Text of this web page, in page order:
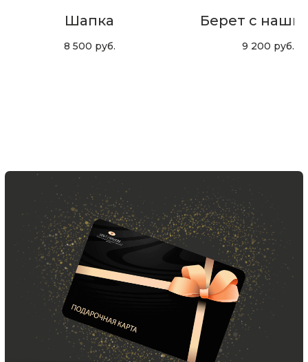
Шапка
8 500 руб.
Берет с
9 200 руб.
Подписаться